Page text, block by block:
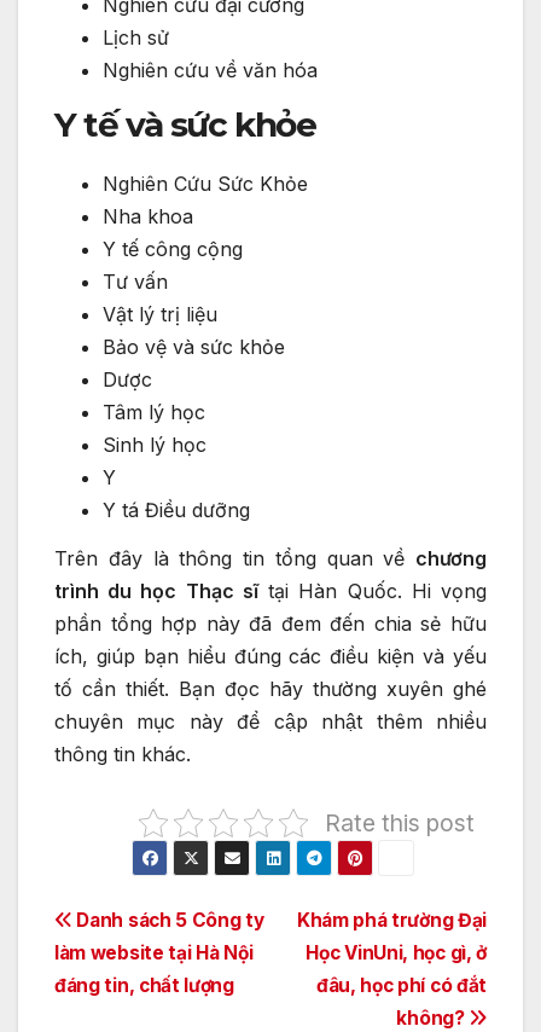
Nghiên cứu đại cương
Lịch sử
Nghiên cứu về văn hóa
Y tế và sức khỏe
Nghiên Cứu Sức Khỏe
Nha khoa
Y tế công cộng
Tư vấn
Vật lý trị liệu
Bảo vệ và sức khỏe
Dược
Tâm lý học
Sinh lý học
Y
Y tá Điều dưỡng
Trên đây là thông tin tổng quan về chương
trình du học Thạc sĩtại Hàn Quốc. Hi vọng
phần tổng hợp này đã đem đến chia sẻ hữu
ích, giúp bạn hiểu đúng các điều kiện và yếu
tố cần thiết. Bạn đọc hãy thường xuyên ghé
chuyên mục này để cập nhật thêm nhiều
thông tin khác.
Rate this post
Điều
hướng
Khám phá trường Đại
Học VinUni, học gì, ở
đâu, học phí có đắt
không?
Danh sách 5 Công ty
làm website tại Hà Nội
đáng tin, chất lượng